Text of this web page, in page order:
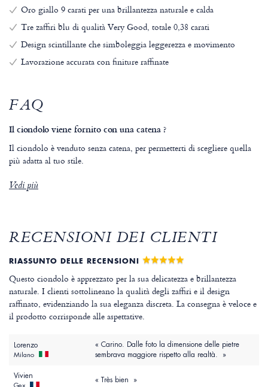
Oro giallo 9 carati per una brillantezza naturale e calda
Tre zaffiri blu di qualità Very Good, totale 0,38 carati
Design scintillante che simboleggia leggerezza e movimento
Lavorazione accurata con finiture raffinate
FAQ
Il ciondolo viene fornito con una catena ?
Il ciondolo è venduto senza catena, per permetterti di scegliere quella
più adatta al tuo stile.
Vedi più
RECENSIONI DEI CLIENTI
RIASSUNTO DELLE RECENSIONI
Questo ciondolo è apprezzato per la sua delicatezza e brillantezza
naturale. I clienti sottolineano la qualità degli zaffiri e il design
raffinato, evidenziando la sua eleganza discreta. La consegna è veloce e
il prodotto corrisponde alle aspettative.
Lorenzo
Milano
« Carino. Dalle foto la dimensione delle pietre
sembrava maggiore rispetto alla realtà. »
Vivien
Gex
« Très bien »